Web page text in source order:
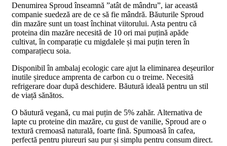
Denumirea Sproudînseamnă ”atât de mândru”, iaraceastă
companie suedeză are de ce să fie mândră. Băuturile Sproud
din mazăre sunt un toastînchinat viitorului. Asta pentru că
proteina din mazăre necesită de 10 ori mai puțină apăde
cultivat,în comparație cu migdalele și mai puțin terenîn
comparațiecu soia.
Disponibilîn ambalaj ecologic care ajut la eliminarea deșeurilor
inutile șireduce amprenta de carbon cu o treime. Necesită
refrigerare doardupă deschidere. Băutură ideală pentru un stil
de viață sănătos.
O băutură vegană, cu mai puțin de 5% zahăr. Alternativa de
lapte cu proteine din mazăre, cu gust de vanilie, Sproud are o
textură cremoasă naturală, foarte fină. Spumoasă în cafea,
perfectă pentru piureuri sau purși simplu pentru consum direct.